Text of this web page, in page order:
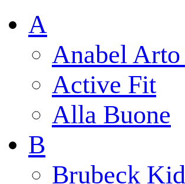
A
Anabel
Active Fit
Alla Buone
B
Brubeck